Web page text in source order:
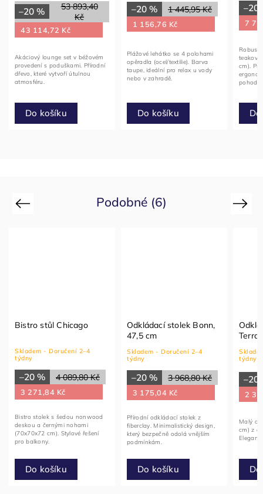
53 893,40
Kč
–20 %
43 114,72 Kč
Do košíku
Akáciový lounge set v béžovém
provedení s poduškami. Přírodní
dřevo, které vytvoří útulnou
atmosféru.
1 445,95 Kč
–20 %
1 156,76 Kč
Do košíku
Plážové lehátko se 4 polohami
opěradla (ocel/textilie). Barva
taupe, ideální pro relax u vody
nebo v zahradě.
–20
7
cm).
Podobné (6)
Previous
Bistro stůl Chicago
Skladem - Doručení 2–4
týdny
4 089,80 Kč
–20 %
3 271,84 Kč
Do košíku
Bistro stolek s šedou nonwood
deskou a černými nohami
(70x70x72 cm). Stylové řešení
pro balkony.
Odkládací stolek Bonn,
47,5 cm
Skladem - Doručení 2–4
týdny
3 968,80 Kč
–20 %
3 175,04 Kč
Do košíku
Přírodní odkládací stolek z
fiberclay. Minimalistický design,
který bezpečně odolá vnějším
podmínkám.
týdny
–20
2
Malý
cm) z
Next